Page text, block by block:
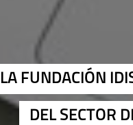
LA FUNDACIÓN
DEL SECTOR